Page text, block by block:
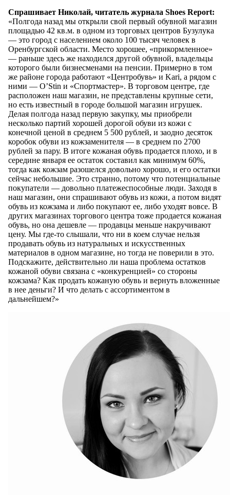
Спрашивает Николай, читатель журнала Shoes Report:
«Полгода назад мы открыли свой первый обувной магазин
площадью 42 кв.м. в одном из торговых центров Бузулука
— это город с населением около 100 тысяч человек в
Оренбургской области. Место хорошее, «прикормленное»
— раньше здесь же находился другой обувной, владельцы
которого были бизнесменами на пенсии. Примерно в том
же районе города работают «Центробувь» и Kari, а рядом с
ними — O’Stin и «Спортмастер». В торговом центре, где
расположен наш магазин, не представлены крупные сети,
но есть известный в городе большой магазин игрушек.
Делая полгода назад первую закупку, мы приобрели
несколько партий хорошей дорогой обуви из кожи с
конечной ценой в среднем 5 500 рублей, и заодно десяток
коробок обуви из кожзаменителя — в среднем по 2700
рублей за пару. В итоге кожаная обувь продается плохо, и в
середине января ее остаток составил как минимум 60%,
тогда как кожзам разошелся довольно хорошо, и его остатки
сейчас небольшие. Это странно, потому что потенциальные
покупатели — довольно платежеспособные люди. Заходя в
наш магазин, они спрашивают обувь из кожи, а потом видят
обувь из кожзама и либо покупают ее, либо уходят вовсе. В
других магазинах торгового центра тоже продается кожаная
обувь, но она дешевле — продавцы меньше накручивают
цену. Мы где-то слышали, что ни в коем случае нельзя
продавать обувь из натуральных и искусственных
материалов в одном магазине, но тогда не поверили в это.
Подскажите, действительно ли наша проблема остатков
кожаной обуви связана с «конкуренцией» со стороны
кожзама? Как продать кожаную обувь и вернуть вложенные
в нее деньги? И что делать с ассортиментом в
дальнейшем?»